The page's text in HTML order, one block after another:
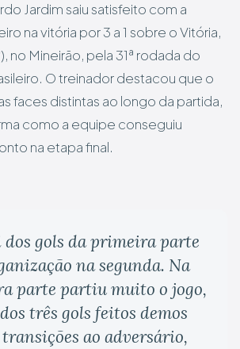
Jardim saiu satisfeito com a
na vitória por 3 a 1 sobre o Vitória,
no Mineirão, pela 31ª rodada do
O treinador destacou que o
faces distintas ao longo da partida,
como a equipe conseguiu
na etapa final.
dos gols da primeira parte
na segunda. Na
parte partiu muito o jogo,
três gols feitos demos
ao adversário,